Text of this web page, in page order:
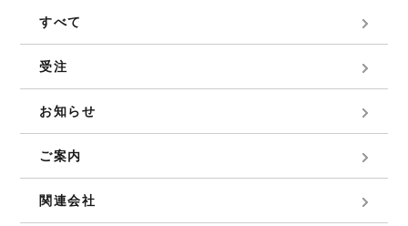
すべて
受注
お知らせ
ご案内
関連会社